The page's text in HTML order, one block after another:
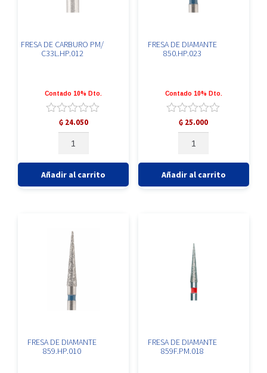
FRESA DE CARBURO PM/
C33L.HP.012
Contado 10% Dto.
Valorado
con
5
₲24.050
CARBURO
PM/
C33L.HP.012
Añadir al carrito
FRESA DE DIAMANTE
850.HP.023
Contado 10% Dto.
Valorado
con
5
₲ 25.000
DIAMANTE
850.HP.023
cantidad
Añadir al carrito
FRESA DE DIAMANTE
859.HP.010
FRESA DE DIAMANTE
859F.PM.018